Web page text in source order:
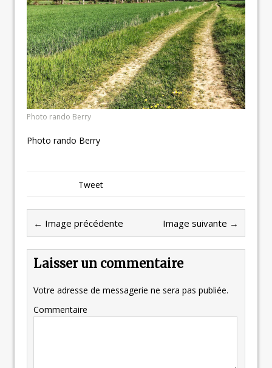
Photo rando Berry
Photo rando Berry
Tweet
← Image précédente Image suivante →
Laisser un commentaire
Votre adresse de messagerie ne sera pas publiée.
Commentaire